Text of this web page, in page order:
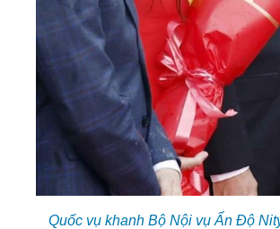
Quốc vụ khanh Bộ Nội vụ Ấn Độ